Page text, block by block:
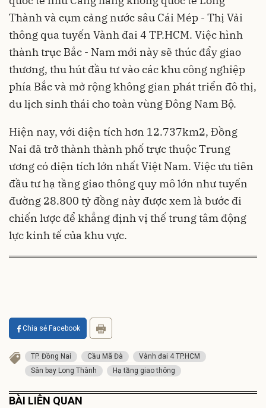
Thành và cụm cảng nước sâu Cái Mép - Thị Vải
thông qua tuyến Vành đai 4 TP.HCM. Việc hình
thành trục Bắc - Nam mới này sẽ thúc đẩy giao
thương, thu hút đầu tư vào các khu công nghiệp
phía Bắc và mở rộng không gian phát triển đô thị,
du lịch sinh thái cho toàn vùng Đông Nam Bộ.
Hiện nay, với diện tích hơn 12.737km2, Đồng
Nai đã trở thành thành phố trực thuộc Trung
ương có diện tích lớn nhất Việt Nam. Việc ưu tiên
đầu tư hạ tầng giao thông quy mô lớn như tuyến
đường 28.800 tỷ đồng này được xem là bước đi
chiến lược để khẳng định vị thế trung tâm động
lực kinh tế của khu vực.
Chia sẻ Facebook
TP. Đồng Nai Cầu Mã Đà
Vành đai 4 TP.HCM
Sân bay Long Thành
Hạ tầng giao thông
BÀI LIÊN QUAN